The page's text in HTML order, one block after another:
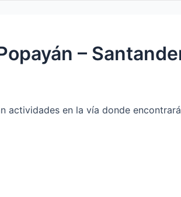
–
actividades en la vía donde